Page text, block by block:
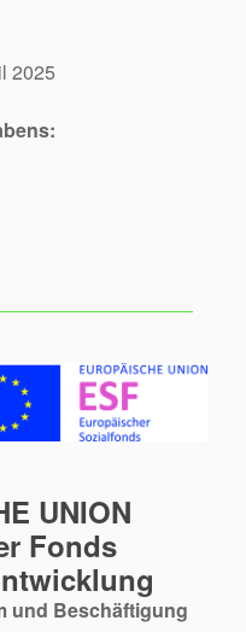
2025
UNION
Fonds
und Beschäftigung